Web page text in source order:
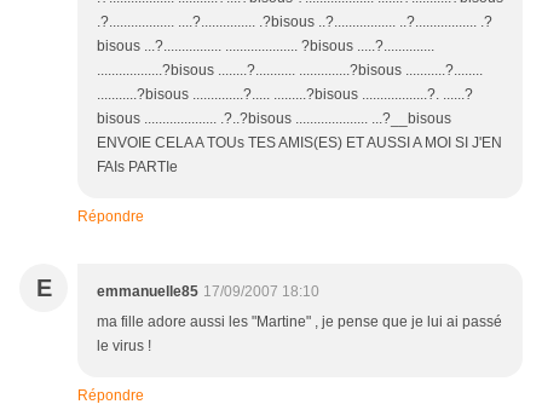
.?.................. ....?............... .?bisous ..?................. ..?................. .?
bisous ...?................ .................... ?bisous .....?..............
..................?bisous ........?........... ..............?bisous ...........?........
...........?bisous ..............?..... .........?bisous ..................?. ......?
bisous .................... .?..?bisous .................... ...?__bisous
ENVOIE CELA A TOUs TES AMIS(ES) ET AUSSI A MOI SI J'EN
FAIs PARTIe
Répondre
E emmanuelle85 17/09/2007 18:10
ma fille adore aussi les "Martine" , je pense que je lui ai passé
le virus !
Répondre